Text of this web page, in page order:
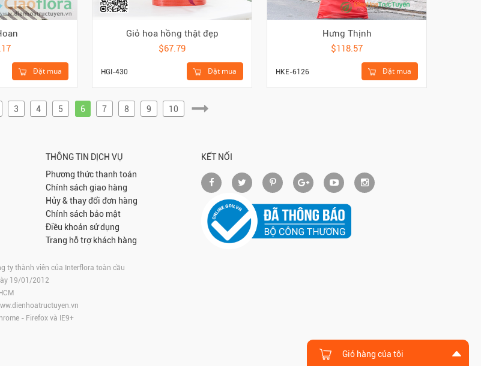
Đặt mua
Giỏ hoa hồng thật đẹp
$67.79
Đặt mua
HGI-430
Hưng Thịnh
$118.57
Đặt mua
HKE-6126
3 4 5 6 7 8 9 10
THÔNG TIN DỊCH VỤ
Phương thức thanh toán
Chính sách giao hàng
Hủy & thay đổi đơn hàng
Chính sách bảo mật
Điều khoản sử dụng
Trang hỗ trợ khách hàng
ty thành viên của Interflora toàn cầu
19/01/2012
- Firefox và IE9+
KẾT NỐI
Giỏ hàng của tôi